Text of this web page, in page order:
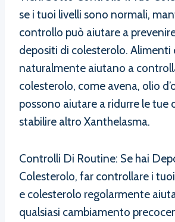
se i tuoi livelli sono normali,
controllo può aiutare a
depositi di colesterolo. Alimenti
naturalmente aiutano a
colesterolo, come avena, olio
possono aiutare a ridurre le tue
stabilire altro Xanthelasma.
Controlli Di Routine: Se hai
Colesterolo, far controllare i
e colesterolo regolarmente
qualsiasi cambiamento